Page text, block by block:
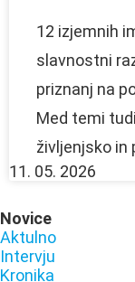
12 izjemnih
slavnostni
priznanj na
Med temi
življenjsko in
11. 05. 2026
Novice
Aktulno
Intervju
Kronika